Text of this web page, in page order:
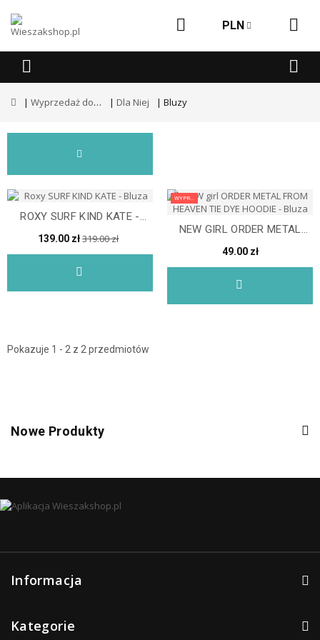
PLN
Wyprzedaż dodatkowe -50% Dla Niej Bluzy
ROXY SURF KIND KATE -
BLUZA
139.00 zł319.00 zł
WYPRZEDAŻ
NEW GIRL ORDER METAL
FROM HEAVEN TIE DYE...
49.00 zł
Pokazuje 1 - 2 z 2 przedmiotów
Nowe Produkty
Informacja
Kategorie